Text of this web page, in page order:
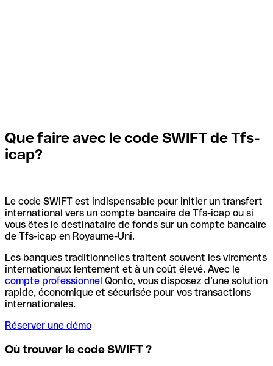
Que faire avec le code SWIFT de Tfs-
icap?
Le code SWIFT est indispensable pour initier un transfert
international vers un compte bancaire de Tfs-icap ou si
vous êtes le destinataire de fonds sur un compte bancaire
de Tfs-icap en Royaume-Uni.
Les banques traditionnelles traitent souvent les virements
internationaux lentement et à un coût élevé. Avec le
compte professionnel Qonto, vous disposez d’une solution
rapide, économique et sécurisée pour vos transactions
internationales.
Réserver une démo
Où trouver le code SWIFT ?